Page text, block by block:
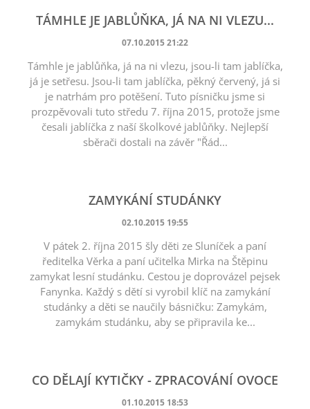
TÁMHLE JE JABLŮŇKA, JÁ NA NI VLEZU...
07.10.2015 21:22
Támhle je jablůňka, já na ni vlezu, jsou-li tam jablíčka,
já je setřesu. Jsou-li tam jablíčka, pěkný červený, já si
je natrhám pro potěšení. Tuto písničku jsme si
prozpěvovali tuto středu 7. října 2015, protože jsme
česali jablíčka z naší školkové jablůňky. Nejlepší
sběrači dostali na závěr "Řád...
ZAMYKÁNÍ STUDÁNKY
02.10.2015 19:55
V pátek 2. října 2015 šly děti ze Sluníček a paní
ředitelka Věrka a paní učitelka Mirka na Štěpinu
zamykat lesní studánku. Cestou je doprovázel pejsek
Fanynka. Každý s dětí si vyrobil klíč na zamykání
studánky a děti se naučily básničku: Zamykám,
zamykám studánku, aby se připravila ke...
CO DĚLAJÍ KYTIČKY - ZPRACOVÁNÍ OVOCE
01.10.2015 18:53